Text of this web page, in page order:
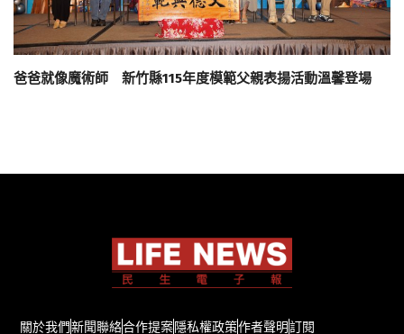
爸爸就像魔術師 新竹縣115年度模範父親表揚活動溫馨登場
關於我們新聞聯絡合作提案隱私權政策作者聲明訂閱